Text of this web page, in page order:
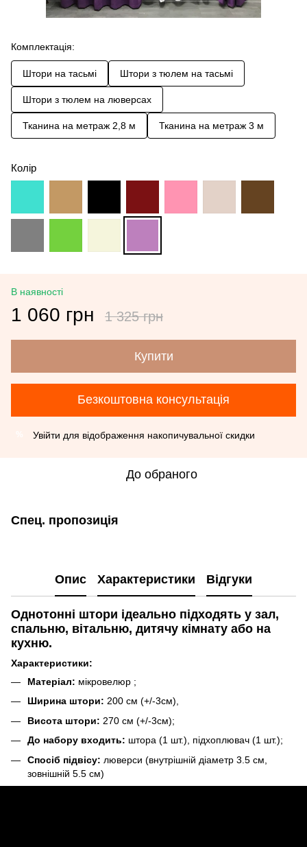
Комплектація:
Штори на тасьмі Штори з тюлем на тасьмі
Штори з тюлем на люверсах
Тканина на метраж 2,8 м Тканина на метраж 3 м
Колір
В наявності
1 060 грн 1 325 грн
Купити
Безкоштовна консультація
Увійти для відображення накопичувальної скидки
До обраного
Спец. пропозиція
Опис Характеристики Відгуки
Однотонні штори ідеально підходять у зал,
спальню, вітальню, дитячу кімнату або на
кухню.
Характеристики:
Матеріал: мікровелюр ;
Ширина штори: 200 см (+/-3см),
Висота штори: 270 см (+/-3см);
До набору входить: штора (1 шт.), підхоплювач (1 шт.);
Спосіб підвісу: люверси (внутрішній діаметр 3.5 см,
зовнішній 5.5 см)